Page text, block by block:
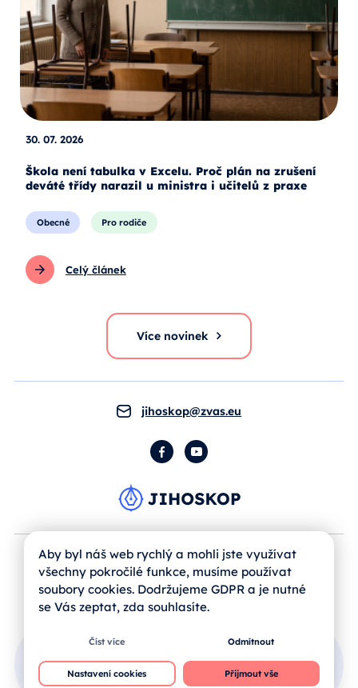
30. 07. 2026
Škola není tabulka v Excelu. Proč plán na zrušení
deváté třídy narazil u ministra i učitelů z praxe
Obecné Pro rodiče
Celý článek
Více novinek
jihoskop@zvas.eu
FacebookYouTube
Přihlášení uživatele
Jak se registrovat?
Aby byl náš web rychlý a mohli jste využívat
všechny pokročilé funkce, musíme používat
soubory cookies. Dodržujeme GDPR a je nutné
se Vás zeptat, zda souhlasíte.
Číst více Odmítnout
Nastavení cookies Přijmout vše